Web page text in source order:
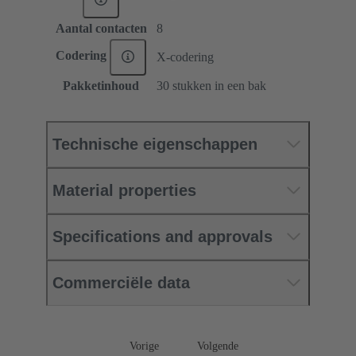
Aantal contacten 8
Codering X-codering
Pakketinhoud 30 stukken in een bak
Technische eigenschappen
Material properties
Specifications and approvals
Commerciële data
Vorige Volgende